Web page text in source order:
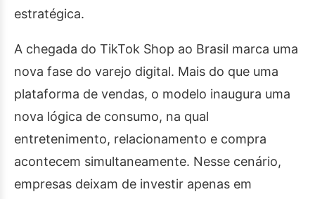
estratégica.
A chegada do TikTok Shop ao Brasil marca uma
nova fase do varejo digital. Mais do que uma
plataforma de vendas, o modelo inaugura uma
nova lógica de consumo, na qual
entretenimento, relacionamento e compra
acontecem simultaneamente. Nesse cenário,
empresas deixam de investir apenas em